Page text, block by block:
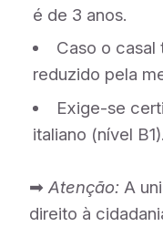
é de 3 anos.
Caso o casal
reduzido pela
Exige-se
italiano (nível B1).
➡Atenção: A
direito à